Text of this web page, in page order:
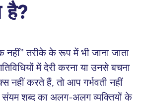
है?
तरीके के रूप में भी जाना जाता
में देरी करना या उनसे बचना
नहीं करते हैं, तो आप गर्भवती नहीं
संयम शब्द का अलग-अलग व्यक्तियों के